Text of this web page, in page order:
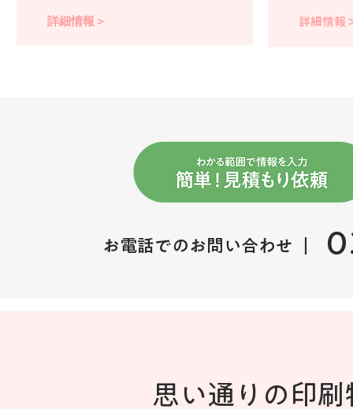
詳細情報＞ 詳細情報
お電話でのお問い合わせ ｜
思い通りの印